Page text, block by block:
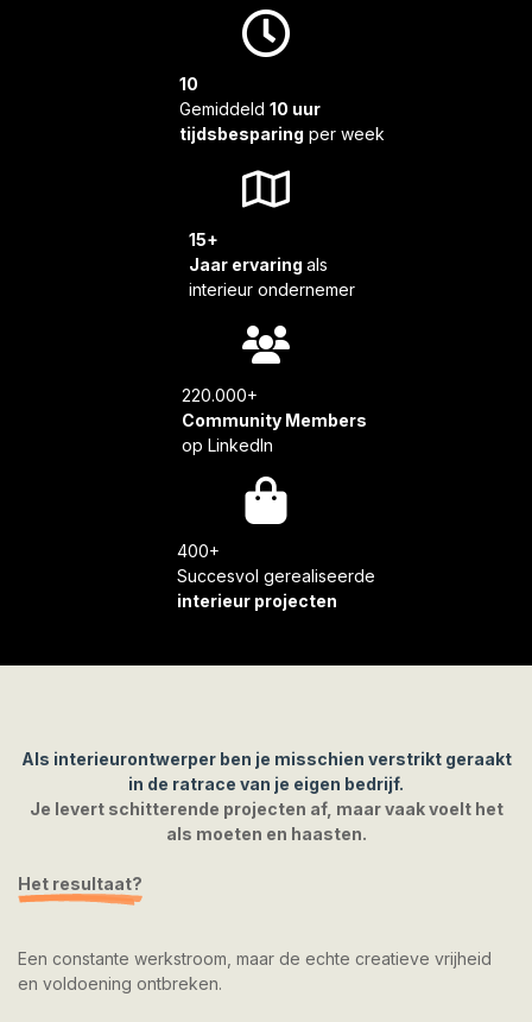
10
Gemiddeld 10 uur
tijdsbesparing per week
15+
Jaar ervaring als
interieur ondernemer
220.000+
Community Members
op LinkedIn
400+
Succesvol gerealiseerde
interieur projecten
Als interieurontwerper ben je misschien verstrikt geraakt
in de ratrace van je eigen bedrijf.
Je levert schitterende projecten af, maar vaak voelt het
als moeten en haasten.
Het resultaat?
Een constante werkstroom, maar de echte creatieve vrijheid
en voldoening ontbreken.